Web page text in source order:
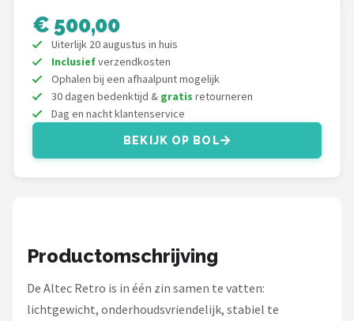
ABUS
AXA
New Looxs
BBB Cycling
Cortina
€ 500,00
Uiterlijk 20 augustus in huis
Inclusiefverzendkosten
Ophalen bij een afhaalpunt mogelijk
30 dagen bedenktijd & gratis retourneren
Dag en nacht klantenservice
BEKIJK OP BOL
Productomschrijving
De Altec Retro is in één zin samen te vatten:
lichtgewicht, onderhoudsvriendelijk, stabiel te